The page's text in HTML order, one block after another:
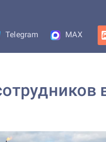
Telegram MAX